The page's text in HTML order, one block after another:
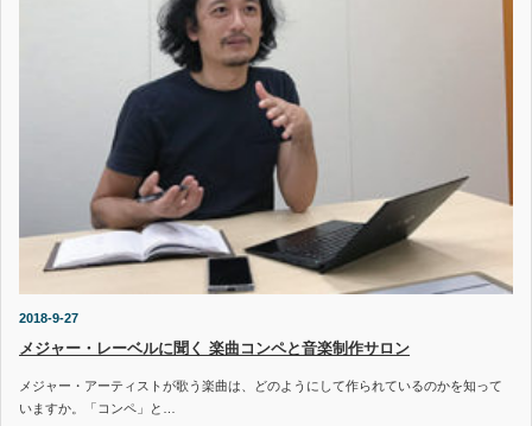
2018-9-27
メジャー・レーベルに聞く 楽曲コンペと音楽制作サロン
メジャー・アーティストが歌う楽曲は、どのようにして作られているのかを知って
いますか。「コンペ」と…